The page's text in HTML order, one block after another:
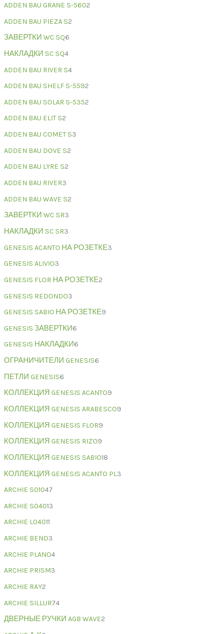
ADDEN BAU GRANE S-5602
ADDEN BAU PIEZA S2
ЗАВЕРТКИ WC SQ6
НАКЛАДКИ SC SQ4
ADDEN BAU RIVER S4
ADDEN BAU SHELF S-5592
ADDEN BAU SOLAR S-5352
ADDEN BAU ELIT S2
ADDEN BAU COMET S3
ADDEN BAU DOVE S2
ADDEN BAU LYRE S2
ADDEN BAU RIVER3
ADDEN BAU WAVE S2
ЗАВЕРТКИ WC SR3
НАКЛАДКИ SC SR3
GENESIS ACANTO НА РОЗЕТКЕ3
GENESIS ALIVIO3
GENESIS FLOR НА РОЗЕТКЕ2
GENESIS REDONDO3
GENESIS SABIO НА РОЗЕТКЕ9
GENESIS ЗАВЕРТКИ6
GENESIS НАКЛАДКИ6
ОГРАНИЧИТЕЛИ GENESIS6
ПЕТЛИ GENESIS6
КОЛЛЕКЦИЯ GENESIS ACANTO9
КОЛЛЕКЦИЯ GENESIS ARABESCO9
КОЛЛЕКЦИЯ GENESIS FLOR9
КОЛЛЕКЦИЯ GENESIS RIZO9
КОЛЛЕКЦИЯ GENESIS SABIO18
КОЛЛЕКЦИЯ GENESIS ACANTO PL3
ARCHIE S01047
ARCHIE S04013
ARCHIE L04011
ARCHIE BEND3
ARCHIE PLANO4
ARCHIE PRISM3
ARCHIE RAY2
ARCHIE SILLUR74
ДВЕРНЫЕ РУЧКИ AGB WAVE2